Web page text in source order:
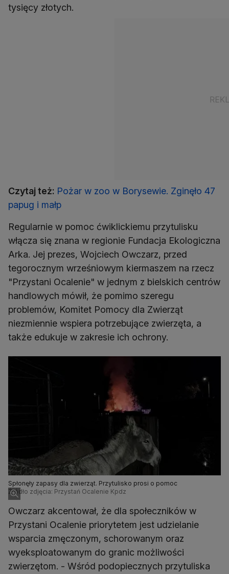
tysięcy złotych.
Czytaj też: Pożar w zoo w Borysewie. Zginęło 47
papug i małp
Regularnie w pomoc ćwiklickiemu przytulisku
włącza się znana w regionie Fundacja Ekologiczna
Arka. Jej prezes, Wojciech Owczarz, przed
tegorocznym wrześniowym kiermaszem na rzecz
"Przystani Ocalenie" w jednym z bielskich centrów
handlowych mówił, że pomimo szeregu
problemów, Komitet Pomocy dla Zwierząt
niezmiennie wspiera potrzebujące zwierzęta, a
także edukuje w zakresie ich ochrony.
Spłonęły zapasy dla zwierząt. Przytulisko prosi o pomoc
Źródło zdjęcia: Przystań Ocalenie Kpdz
Owczarz akcentował, że dla społeczników w
Przystani Ocalenie priorytetem jest udzielanie
wsparcia zmęczonym, schorowanym oraz
wyeksploatowanym do granic możliwości
zwierzętom. - Wśród podopiecznych przytuliska